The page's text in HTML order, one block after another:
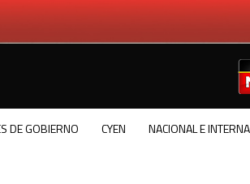
DE GOBIERNO CYEN NACIONAL E